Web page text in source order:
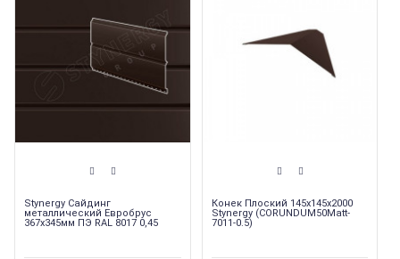
Stynergy Сайдинг
металлический Евробрус
367х345мм ПЭ RAL 8017 0,45
Конек Плоский 145х145х2000
Stynergy (CORUNDUM50Matt-
7011-0.5)